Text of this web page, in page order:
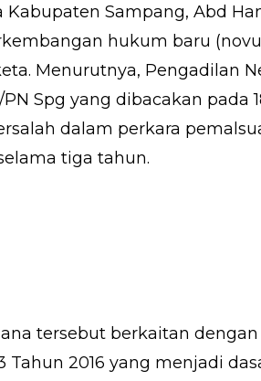
Kabupaten Sampang, Abd
hukum baru
Menurutnya, Pengadilan
Spg yang dibacakan pada
dalam perkara
tiga tahun.
tersebut berkaitan
Tahun 2016 yang menjadi